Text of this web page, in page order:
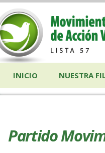
INICIO NUESTRA
Partido